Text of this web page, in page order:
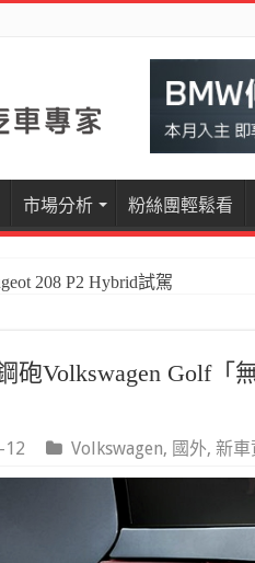
市場分析 粉絲團輕鬆看
208 P2 Hybrid試駕
CR-V e:HEV Prestige試駕
砲Volkswagen Golf「
12 Volkswagen, 國外, 新車